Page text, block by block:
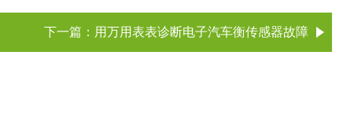
下一篇： 用万用表表诊断电子汽车衡传感器故障